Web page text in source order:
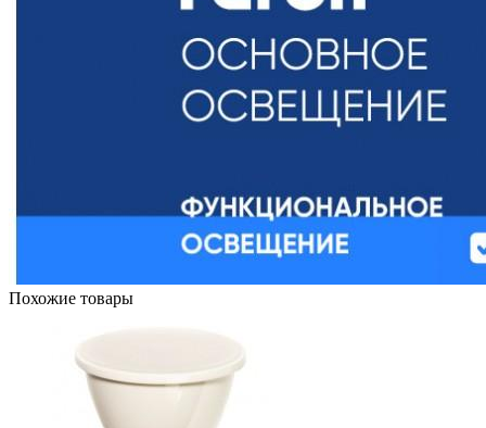
Похожие товары